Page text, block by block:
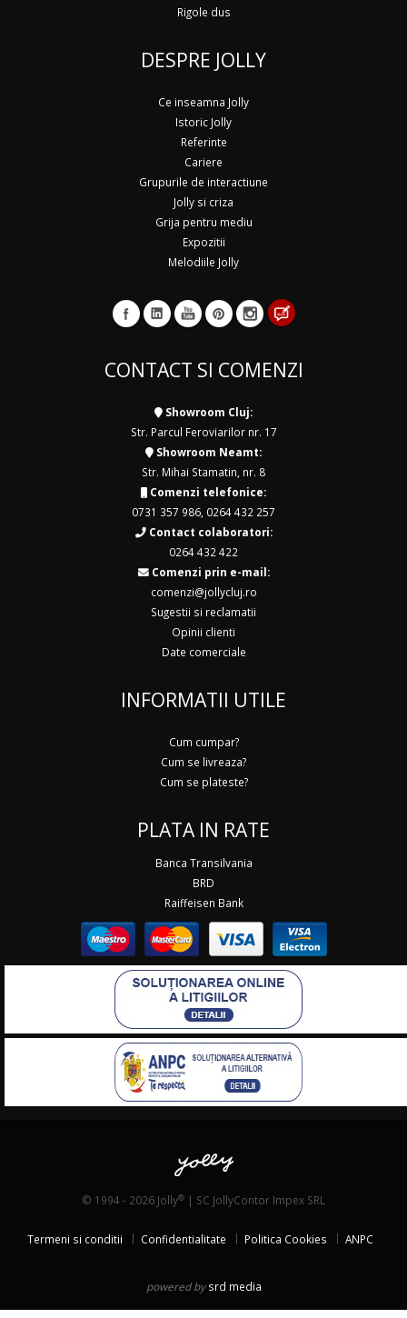
Rigole dus
DESPRE JOLLY
Ce inseamna Jolly
Istoric Jolly
Referinte
Cariere
Grupurile de interactiune
Jolly si criza
Grija pentru mediu
Expozitii
Melodiile Jolly
CONTACT SI COMENZI
Showroom Cluj:
Str. Parcul Feroviarilor nr. 17
Showroom Neamt:
Str. Mihai Stamatin, nr. 8
Comenzi telefonice:
0731 357 986 0264 432 257
Contact colaboratori:
0264 432 422
Comenzi prin e-mail:
comenzi@jollycluj.ro
Sugestii si reclamatii
Opinii clienti
Date comerciale
INFORMATII UTILE
Cum cumpar?
Cum se livreaza?
Cum se plateste?
PLATA IN RATE
Banca Transilvania
BRD
Raiffeisen Bank
© 1994 - 2026 Jolly® | SC JollyContor Impex SRL
Termeni si conditii Confidentialitate Politica Cookies ANPC
powered by srd media